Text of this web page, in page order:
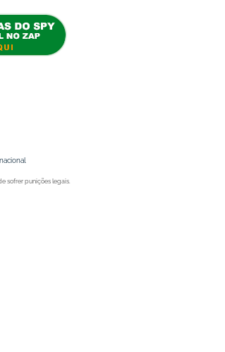
sofrer punições legais.